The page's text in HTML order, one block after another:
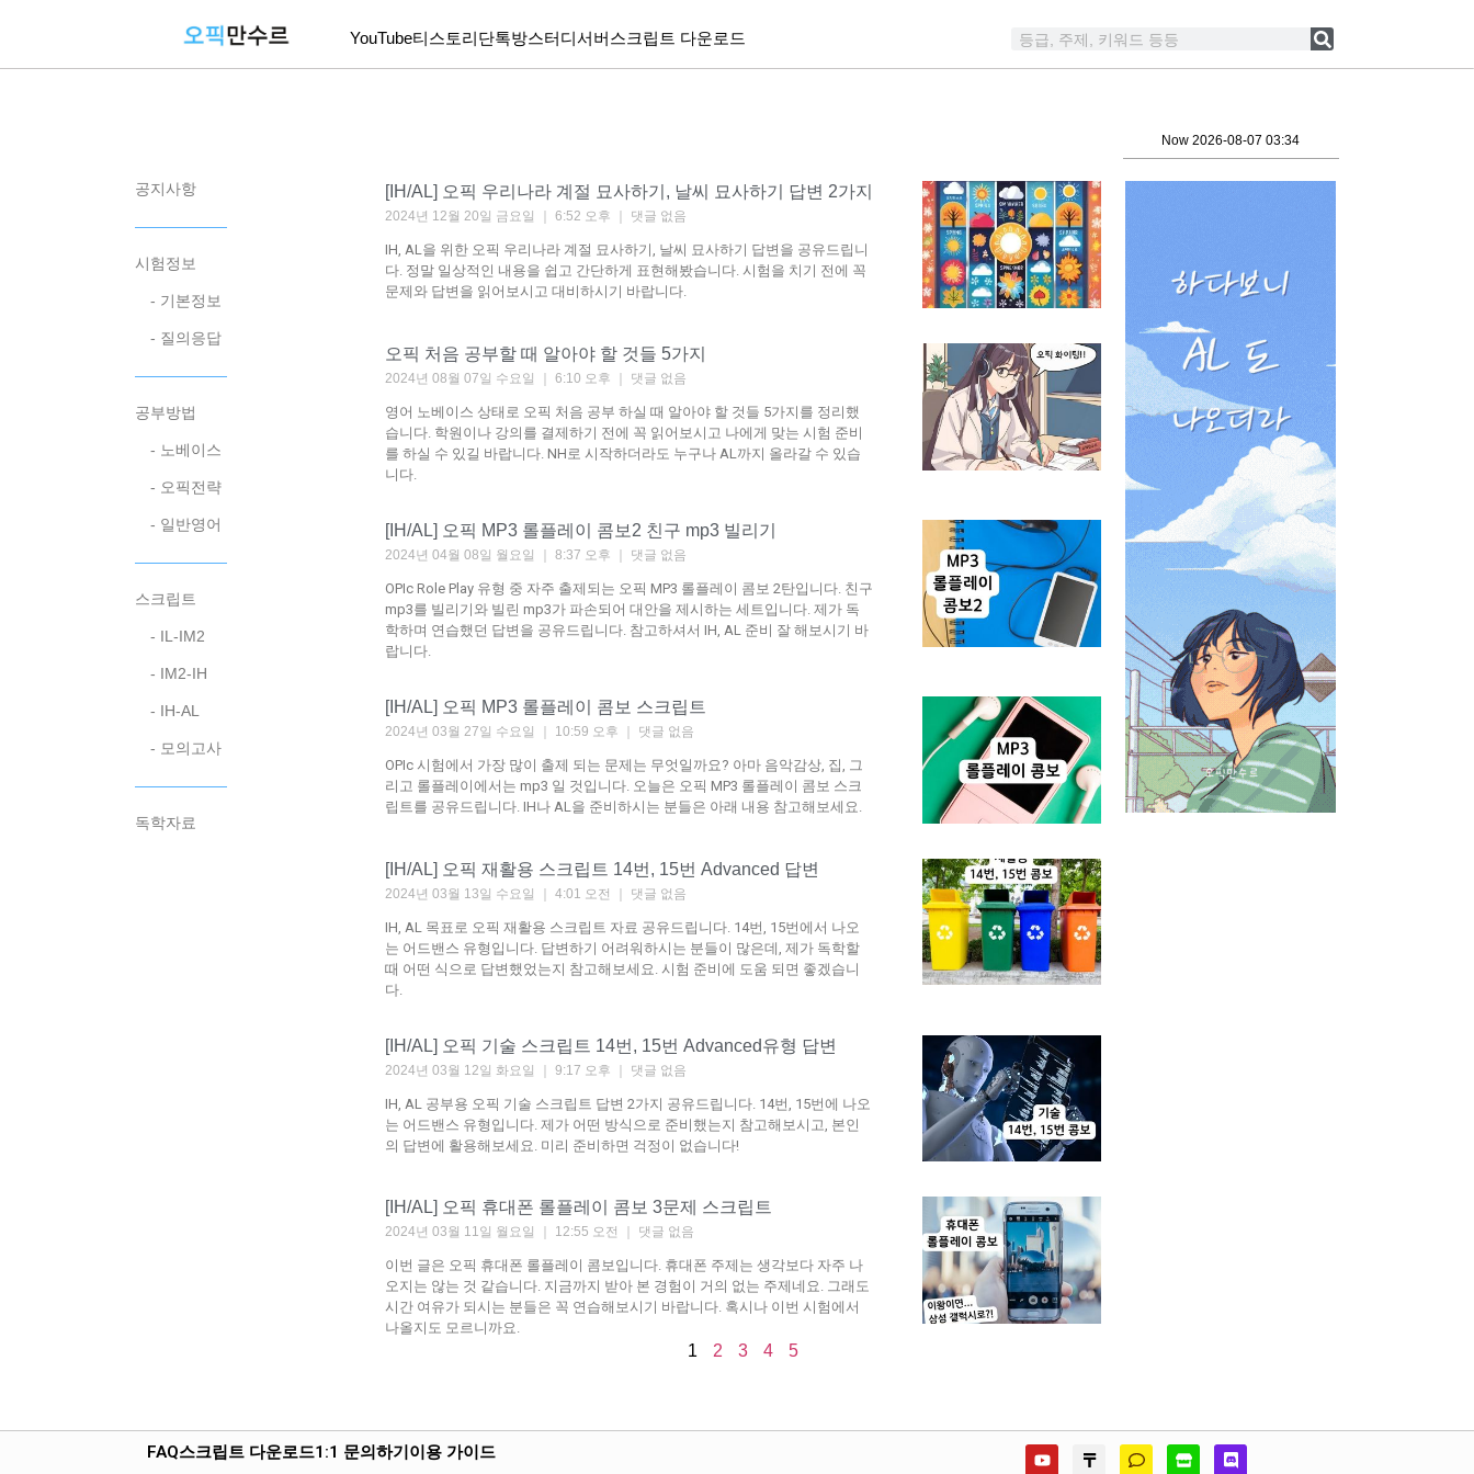
YouTube티스토리단톡방스터디서버스크립트 다운로드
Now 2026-08-07 03:34
공지사항
――――――
시험정보
- 기본정보
- 질의응답
――――――
공부방법
- 노베이스
- 오픽전략
- 일반영어
――――――
스크립트
- IL-IM2
- IM2-IH
- IH-AL
- 모의고사
――――――
독학자료
[IH/AL] 오픽 우리나라 계절 묘사하기, 날씨 묘사하기 답변 2가지
2024년 12월 20일 금요일 6:52 오후 댓글 없음
IH, AL을 위한 오픽 우리나라 계절 묘사하기, 날씨 묘사하기 답변을 공유드립니
다. 정말 일상적인 내용을 쉽고 간단하게 표현해봤습니다. 시험을 치기 전에 꼭
문제와 답변을 읽어보시고 대비하시기 바랍니다.
오픽 처음 공부할 때 알아야 할 것들 5가지
2024년 08월 07일 수요일 6:10 오후 댓글 없음
영어 노베이스 상태로 오픽 처음 공부 하실 때 알아야 할 것들 5가지를 정리했
습니다. 학원이나 강의를 결제하기 전에 꼭 읽어보시고 나에게 맞는 시험 준비
를 하실 수 있길 바랍니다. NH로 시작하더라도 누구나 AL까지 올라갈 수 있습
니다.
[IH/AL] 오픽 MP3 롤플레이 콤보2 친구 mp3 빌리기
2024년 04월 08일 월요일 8:37 오후 댓글 없음
OPIc Role Play 유형 중 자주 출제되는 오픽 MP3 롤플레이 콤보 2탄입니다. 친구
mp3를 빌리기와 빌린 mp3가 파손되어 대안을 제시하는 세트입니다. 제가 독
학하며 연습했던 답변을 공유드립니다. 참고하셔서 IH, AL 준비 잘 해보시기 바
랍니다.
[IH/AL] 오픽 MP3 롤플레이 콤보 스크립트
2024년 03월 27일 수요일 10:59 오후 댓글 없음
OPIc 시험에서 가장 많이 출제 되는 문제는 무엇일까요? 아마 음악감상, 집, 그
리고 롤플레이에서는 mp3 일 것입니다. 오늘은 오픽 MP3 롤플레이 콤보 스크
립트를 공유드립니다. IH나 AL을 준비하시는 분들은 아래 내용 참고해보세요.
[IH/AL] 오픽 재활용 스크립트 14번, 15번 Advanced 답변
2024년 03월 13일 수요일 4:01 오전 댓글 없음
IH, AL 목표로 오픽 재활용 스크립트 자료 공유드립니다. 14번, 15번에서 나오
는 어드밴스 유형입니다. 답변하기 어려워하시는 분들이 많은데, 제가 독학할
때 어떤 식으로 답변했었는지 참고해보세요. 시험 준비에 도움 되면 좋겠습니
다.
[IH/AL] 오픽 기술 스크립트 14번, 15번 Advanced유형 답변
2024년 03월 12일 화요일 9:17 오후 댓글 없음
IH, AL 공부용 오픽 기술 스크립트 답변 2가지 공유드립니다. 14번, 15번에 나오
는 어드밴스 유형입니다. 제가 어떤 방식으로 준비했는지 참고해보시고, 본인
의 답변에 활용해보세요. 미리 준비하면 걱정이 없습니다!
[IH/AL] 오픽 휴대폰 롤플레이 콤보 3문제 스크립트
2024년 03월 11일 월요일 12:55 오전 댓글 없음
이번 글은 오픽 휴대폰 롤플레이 콤보입니다. 휴대폰 주제는 생각보다 자주 나
오지는 않는 것 같습니다. 지금까지 받아 본 경험이 거의 없는 주제네요. 그래도
시간 여유가 되시는 분들은 꼭 연습해보시기 바랍니다. 혹시나 이번 시험에서
나올지도 모르니까요.
1 2 3 4 5
FAQ스크립트 다운로드1:1 문의하기이용 가이드